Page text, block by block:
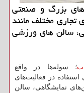
بزرگ و صنعتی
تجاری مختلف مانند
سالن های ورزشی
؛ سوله‌ها در واقع
در فعالیت‌های
نمایشگاهی، سالن